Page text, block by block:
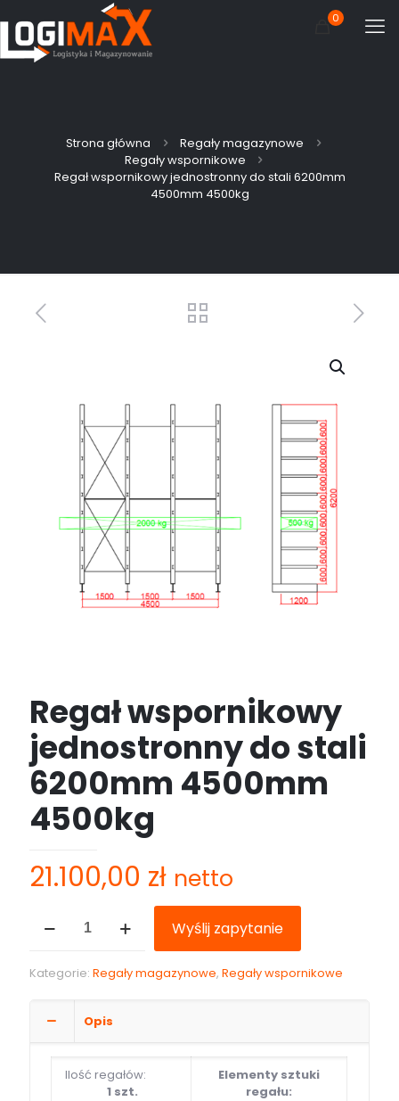
0
Strona główna
Regały magazynowe
Regały wspornikowe
Regał wspornikowy jednostronny do stali 6200mm
4500mm 4500kg
Regał wspornikowy
jednostronny do stali
6200mm 4500mm
4500kg
21.100,00 zł netto
Regał
do
4500kg
Wyślij zapytanie
Kategorie: Regały magazynowe, Regały wspornikowe
Opis
Ilość regałów:
1 szt.
Elementy sztuki
regału: